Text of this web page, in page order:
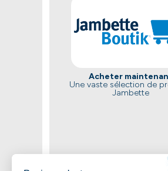
Acheter
Une vaste sélection de
Jambette